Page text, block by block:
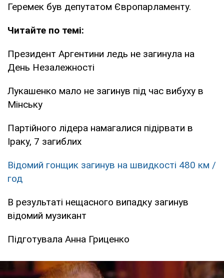
Геремек був депутатом Європарламенту.
Читайте по темі:
Президент Аргентини ледь не загинула на
День Незалежності
Лукашенко мало не загинув під час вибуху в
Мінську
Партійного лідера намагалися підірвати в
Іраку, 7 загиблих
Відомий гонщик загинув на швидкості 480 км /
год
В результаті нещасного випадку загинув
відомий музикант
Підготувала Анна Гриценко